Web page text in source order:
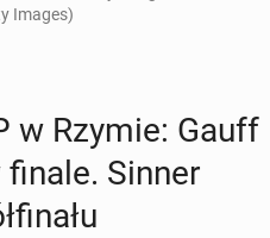
Images)
w Rzymie: Gauff
Sinner